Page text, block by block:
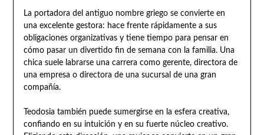
La portadora del antiguo nombre griego se convierte en
una excelente gestora: hace frente rápidamente a sus
obligaciones organizativas y tiene tiempo para pensar en
cómo pasar un divertido fin de semana con la familia. Una
chica suele labrarse una carrera como gerente, directora de
una empresa o directora de una sucursal de una gran
compañía.
Teodosia también puede sumergirse en la esfera creativa,
confiando en su intuición y en su fuerte núcleo creativo.